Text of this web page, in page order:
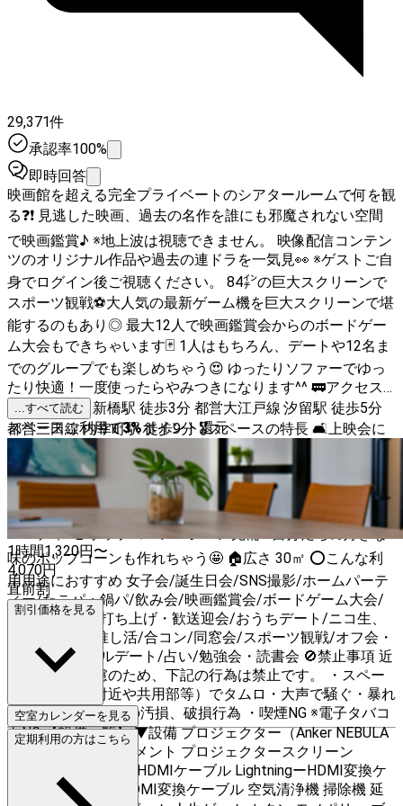
29,371件
承認率100%
即時回答
映画館を超える完全プライベートのシアタールームで何を観
る❓❗ 見逃した映画、過去の名作を誰にも邪魔されない空間
で映画鑑賞♪ ※地上波は視聴できません。 映像配信コンテン
ツのオリジナル作品や過去の連ドラを一気見👀 ※ゲストご自
身でログイン後ご視聴ください。 84㌅の巨大スクリーンで
スポーツ観戦⚽大人気の最新ゲーム機を巨大スクリーンで堪
能するのもあり◎ 最大12人で映画鑑賞会からのボードゲー
ム大会もできちゃいます🃏 1人はもちろん、デートや12名ま
でのグループでも楽しめちゃう😍 ゆったりソファーでゆっ
たり快適！一度使ったらやみつきになります^^ 🚃アクセス
🚶‍♀️ JR山手線 新橋駅 徒歩3分 都営大江戸線 汐留駅 徒歩5分
都営三田線 内幸町駅 徒歩9分 🎖スペースの特長 🛋上映会に
は欠かせない、ゆったりソファーでリラックス🧸 🎩まるで
映画館💖巨大スクリーンとプロジェクターを駆使して推しが
拝めちゃう👶🏻➰ 🕛24時間営業なので朝まで貸切、夜通し
で連ドラ一気見が可能🚆 🎲映画鑑賞会からみんなでボドゲ
パーティ❗ 🍿ポップコーンマシーン完備✨自分たちの好きな
味のポップコーンも作れちゃう🤩 🏠広さ 30㎡ ⭕️こんな利
用用途におすすめ 女子会/誕生日会/SNS撮影/ホームパーテ
ィー/たこパ・鍋パ/飲み会/映画鑑賞会/ボードゲーム大会/
結婚式二次会/打ち上げ・歓送迎会/おうちデート/ニコ生、
Youtube撮影/推し活/合コン/同窓会/スポーツ観戦/オフ会・
交流会/カップルデート/占い/勉強会・読書会 🚫禁止事項 近
隣住民への配慮のため、下記の行為は禁止です。 ・スペー
ス外（入り口付近や共用部等）でタムロ・大声で騒ぐ・暴れ
ること ・スペースの汚損、破損行為 ・喫煙NG ※電子タバコ
もNG 【設備一覧】 ▼設備 プロジェクター（Anker NEBULA
Cosmos） アタッチメント プロジェクタースクリーン
DVD/BDプレイヤー HDMIケーブル LightningーHDMI変換ケ
ーブル タイプCーHDMI変換ケーブル 空気清浄機 掃除機 延
...すべて読む
スペースご利用で3%ポイント還元
1時間1,320円〜
4,070円
直前割
割引価格を見る
空室カレンダーを見る
定期利用の方はこちら